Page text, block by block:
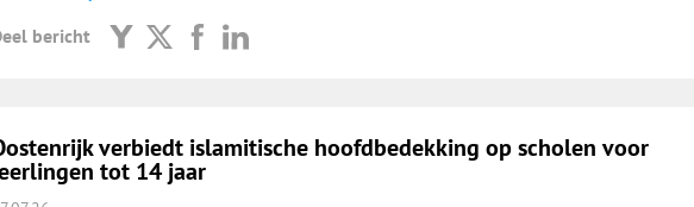
bericht
verbiedt islamitische hoofdbedekking op scholen voor
tot 14 jaar